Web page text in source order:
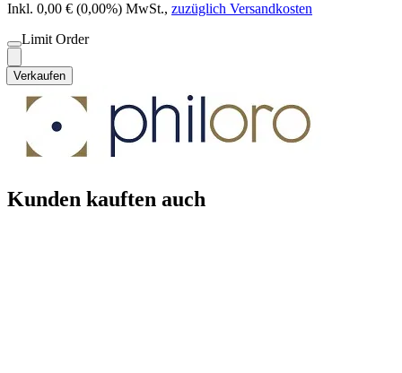
Inkl. 0,00 € (0,00%) MwSt., zuzüglich Versandkosten
Limit Order
Verkaufen
Kunden kauften auch